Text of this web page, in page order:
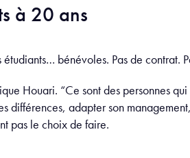
à 20 ans
étudiants… bénévoles. Pas de
Houari. “Ce sont des personnes
différences, adapter son
pas le choix de faire.